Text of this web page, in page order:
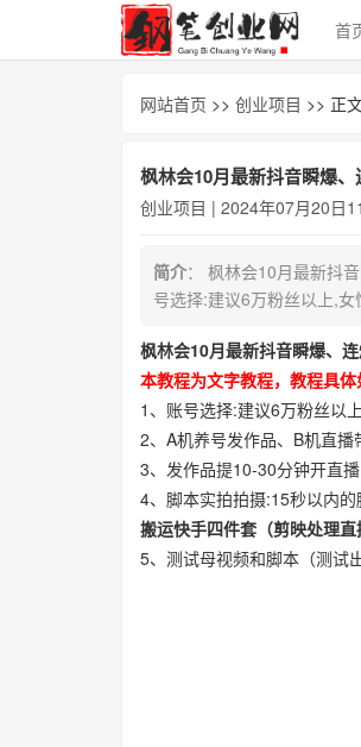
首
网站首页 >> 创业项目 >> 正
枫林会10月最新抖音瞬爆、
创业项目 | 2024年07月20日
简介： 枫林会10月最新抖
号选择:建议6万粉丝以上,
枫林会10月最新抖音瞬爆、
本教程为文字教程，教程具体
1、账号选择:建议6万粉丝以
2、A机养号发作品、B机直
3、发作品提10-30分钟开直播
4、脚本实拍拍摄:15秒以内的
搬运快手四件套（剪映处理直
5、测试母视频和脚本（测试